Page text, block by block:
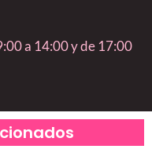
a 14:00 y de 17:00